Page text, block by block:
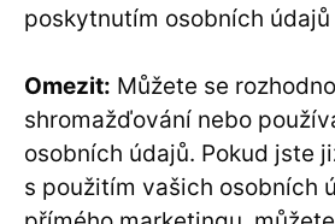
poskytnutím osobních údajů
Omezit: Můžete se
shromažďování nebo
osobních údajů. Pokud jste
s použitím vašich osobních